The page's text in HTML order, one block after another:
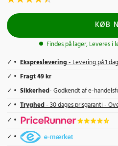
KØB
Findes på lager, Leveres i
Ekspreslevering- Levering på 1
Fragt 49 kr
Sikkerhed- Godkendt af e-
Tryghed- 30 dages prisgaranti -